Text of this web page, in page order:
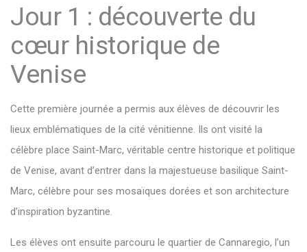
Jour 1 : découverte du
cœur historique de
Venise
Cette première journée a permis aux élèves de découvrir les
lieux emblématiques de la cité vénitienne. Ils ont visité la
célèbre place Saint-Marc, véritable centre historique et politique
de Venise, avant d’entrer dans la majestueuse basilique Saint-
Marc, célèbre pour ses mosaïques dorées et son architecture
d’inspiration byzantine.
Les élèves ont ensuite parcouru le quartier de Cannaregio, l’un